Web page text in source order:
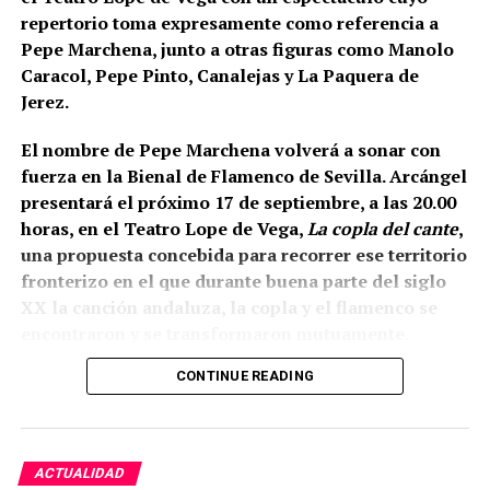
que posteriormente adquirió función de antemuro o
barbacana.Entre ambas estructuras se fueron
colocando rellenos de tierra separados por
tongadas de cal hasta conformar la liza,
documentada a una cota de 133,48 metros sobre el
nivel del mar.
repertorio toma expresamente como referencia a
Pepe Marchena, junto a otras figuras como Manolo
Caracol, Pepe Pinto, Canalejas y La Paquera de
Jerez.
El nombre de Pepe Marchena volverá a sonar con
fuerza en la Bienal de Flamenco de Sevilla. Arcángel
presentará el próximo 17 de septiembre, a las 20.00
horas, en el Teatro Lope de Vega,La copla del cante,
una propuesta concebida para recorrer ese territorio
fronterizo en el que durante buena parte del siglo
XX la canción andaluza, la copla y el flamenco se
La propia organización ha definido el espectáculo
entre flamenco y copla, pero existe un dato
especialmente relevante para Marchena: el
CONTINUE READING
ACTUALIDAD